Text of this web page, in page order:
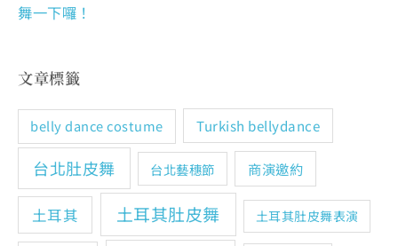
舞一下囉！
文章標籤
belly dance costume Turkish bellydance
台北肚皮舞 台北藝穗節 商演邀約
土耳其 土耳其肚皮舞 土耳其肚皮舞表演